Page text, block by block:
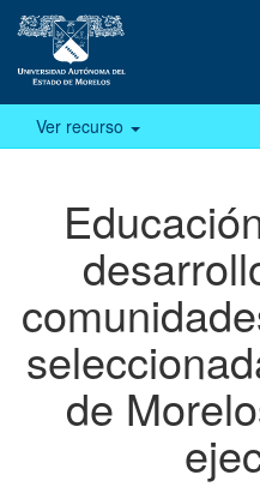
Ver recurso
de